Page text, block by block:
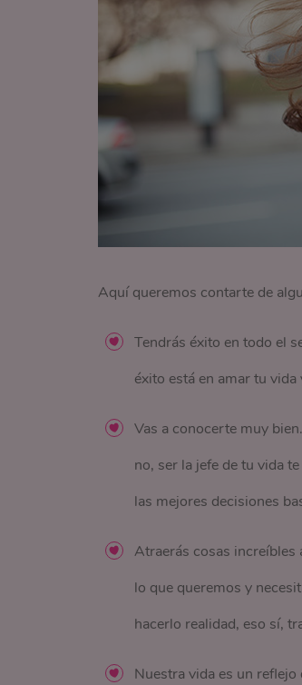
Aquí queremos contarte de
Tendrás éxito en todo el
éxito está en amar tu
Vas a conocerte muy
no, ser la jefe de tu vida
las mejores decisiones
Atraerás cosas increíbles
lo que queremos y
hacerlo realidad, eso sí,
Nuestra vida es un